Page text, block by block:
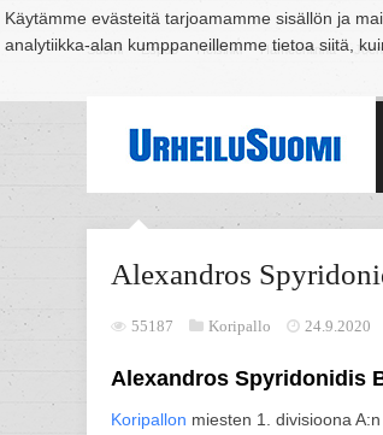
Käytämme evästeitä tarjoamamme sisällön ja
analytiikka-alan kumppaneillemme tietoa siitä,
Suomi Espoo Helsinki Hämeenlinna
Alexandros
55187 Koripallo 24.9.2020
Alexandros Spyridonidis
Koripallon miesten 1. divisioona